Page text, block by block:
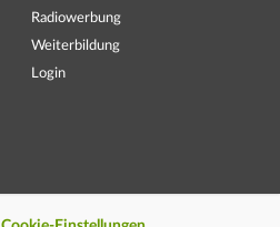
Radiowerbung
Weiterbildung
Login